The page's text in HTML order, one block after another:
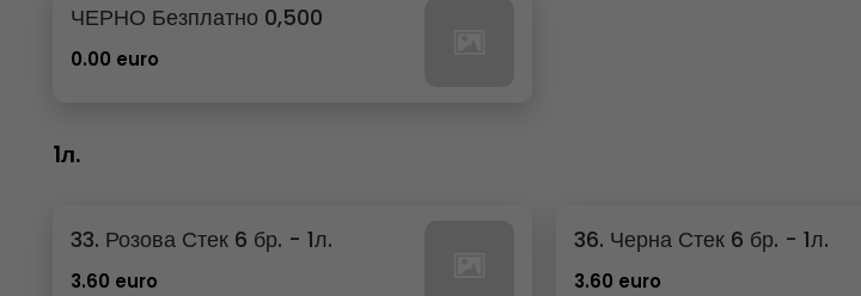
ЧЕРНО Безплатно 0,500
0.00 euro
1л.
33. Розова Стек 6 бр. - 1л.
3.60 euro
36. Черна Стек 6 бр. - 1л.
3.60 euro